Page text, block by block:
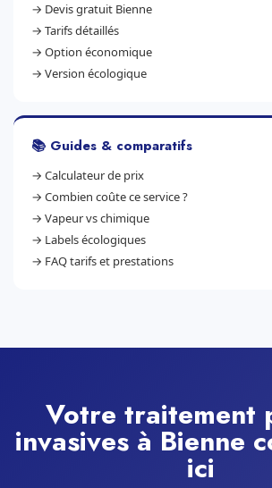
→ Devis gratuit Bienne
→ Tarifs détaillés
→ Option économique
→ Version écologique
📚 Guides & comparatifs
→ Calculateur de prix
→ Combien coûte ce service ?
→ Vapeur vs chimique
→ Labels écologiques
→ FAQ tarifs et prestations
Votre traitement
invasives à Bienne
ici